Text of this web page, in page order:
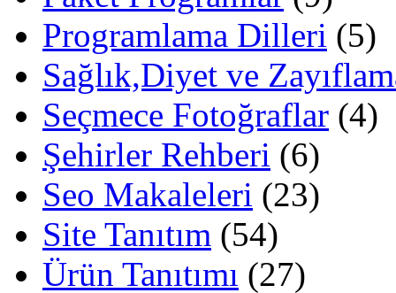
Programlama Dilleri (5)
Sağlık,Diyet ve
Seçmece Fotoğraflar (4)
Şehirler Rehberi (6)
Seo Makaleleri (23)
Site Tanıtım (54)
Ürün Tanıtımı (27)